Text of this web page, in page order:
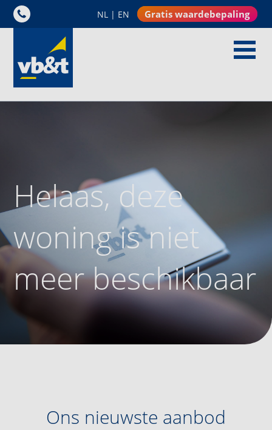
NL | EN Gratis waardebepaling
Helaas, deze
woning is niet
meer beschikbaar
Ons nieuwste aanbod